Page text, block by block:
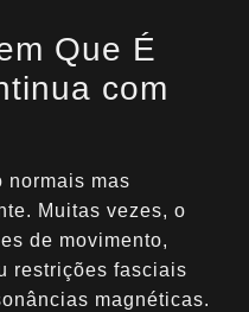
Que É
com
normais mas
Muitas vezes, o
de movimento,
restrições fasciais
magnéticas.